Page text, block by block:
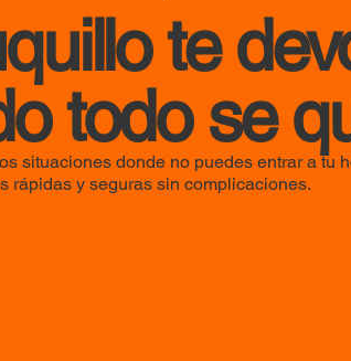
te
todo se
situaciones donde no puedes entrar a tu
rápidas y seguras sin complicaciones.